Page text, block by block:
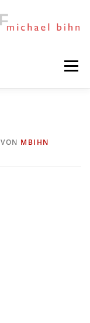
Menü
VON MBIHN